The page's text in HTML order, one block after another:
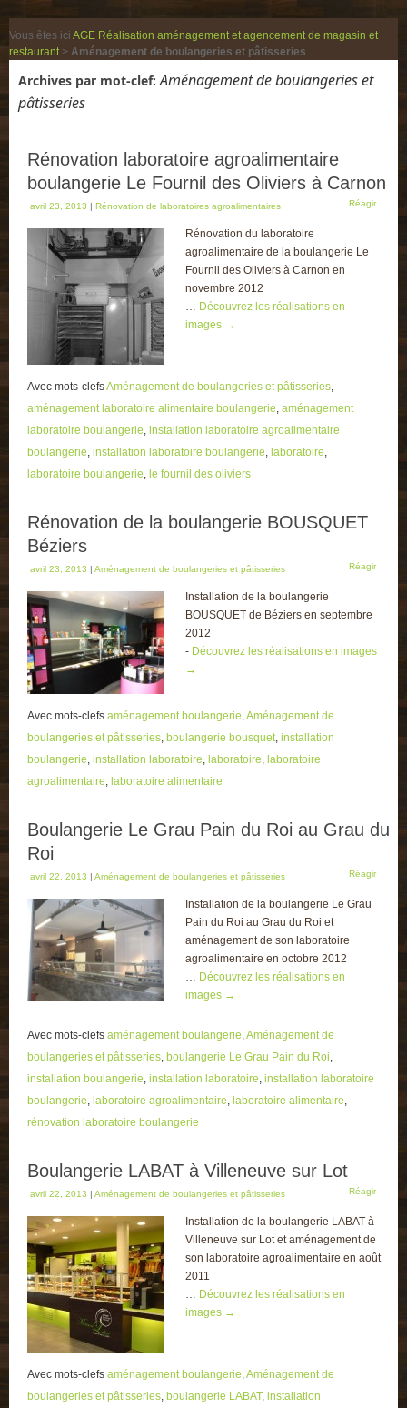
Vous êtes ici AGE Réalisation aménagement et agencement de magasin et
restaurant > Aménagement de boulangeries et pâtisseries
Archives par mot-clef:Aménagement de boulangeries et
pâtisseries
Rénovation laboratoire agroalimentaire
boulangerie Le Fournil des Oliviers à Carnon
avril 23, 2013 | Rénovation de laboratoires agroalimentaires Réagir
Rénovation du laboratoire
agroalimentaire de la boulangerie Le
Fournil des Oliviers à Carnon en
novembre 2012
… Découvrez les réalisations en
images →
Avec mots-clefsAménagement de boulangeries et pâtisseries,
aménagement laboratoire alimentaire boulangerie, aménagement
laboratoire boulangerie, installation laboratoire agroalimentaire
boulangerie, installation laboratoire boulangerie, laboratoire,
laboratoire boulangerie, le fournil des oliviers
Rénovation de la boulangerie BOUSQUET
Béziers
avril 23, 2013 | Aménagement de boulangeries et pâtisseries Réagir
Installation de la boulangerie
BOUSQUET de Béziers en septembre
2012
- Découvrez les réalisations en images
→
Avec mots-clefs aménagement boulangerie,Aménagement de
boulangeries et pâtisseries, boulangerie bousquet, installation
boulangerie, installation laboratoire, laboratoire, laboratoire
agroalimentaire, laboratoire alimentaire
Boulangerie Le Grau Pain du Roi au Grau du
Roi
avril 22, 2013 | Aménagement de boulangeries et pâtisseries Réagir
Installation de la boulangerie Le Grau
Pain du Roi au Grau du Roi et
aménagement de son laboratoire
agroalimentaire en octobre 2012
… Découvrez les réalisations en
images →
Avec mots-clefs aménagement boulangerie,Aménagement de
boulangeries et pâtisseries, boulangerie Le Grau Pain du Roi,
installation boulangerie, installation laboratoire, installation laboratoire
boulangerie, laboratoire agroalimentaire, laboratoire alimentaire,
rénovation laboratoire boulangerie
Boulangerie LABAT à Villeneuve sur Lot
avril 22, 2013 | Aménagement de boulangeries et pâtisseries Réagir
Installation de la boulangerie LABAT à
Villeneuve sur Lot et aménagement de
son laboratoire agroalimentaire en août
2011
… Découvrez les réalisations en
images →
Avec mots-clefs aménagement boulangerie,Aménagement de
boulangeries et pâtisseries, boulangerie LABAT, installation